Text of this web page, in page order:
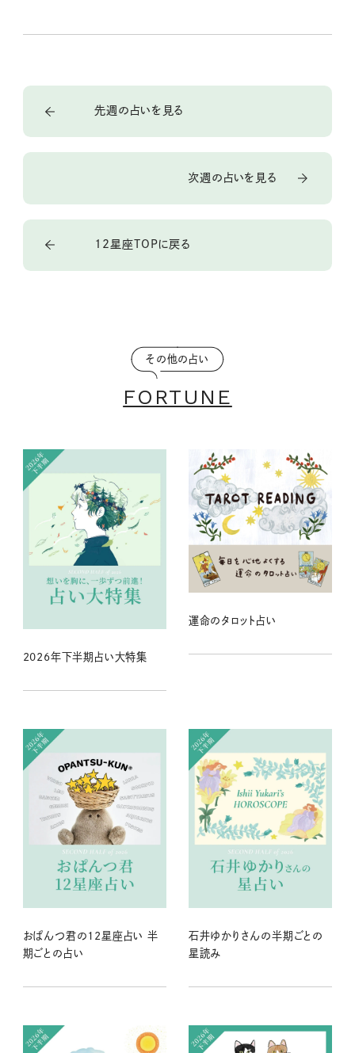
先週の占いを見る
次週の占いを見る
12星座TOPに戻る
その他の占い
FORTUNE
2026年下半期占い大特集
運命のタロット占い
おぱんつ君の12星座占い 半
期ごとの占い
石井ゆかりさんの半期ごとの
星読み